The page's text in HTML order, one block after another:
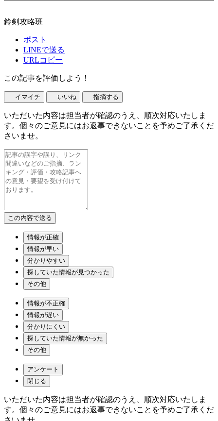
鈴剣攻略班
ポスト
LINEで送る
URLコピー
この記事を評価しよう！
イマイチ いいね 指摘する
いただいた内容は担当者が確認のうえ、順次対応いたしま
す。個々のご意見にはお返事できないことを予めご了承くだ
さいませ。
情報が正確
情報が早い
分かりやすい
探していた情報が見つかった
その他
情報が不正確
情報が遅い
分かりにくい
探していた情報が無かった
その他
アンケート
閉じる
いただいた内容は担当者が確認のうえ、順次対応いたしま
す。個々のご意見にはお返事できないことを予めご了承くだ